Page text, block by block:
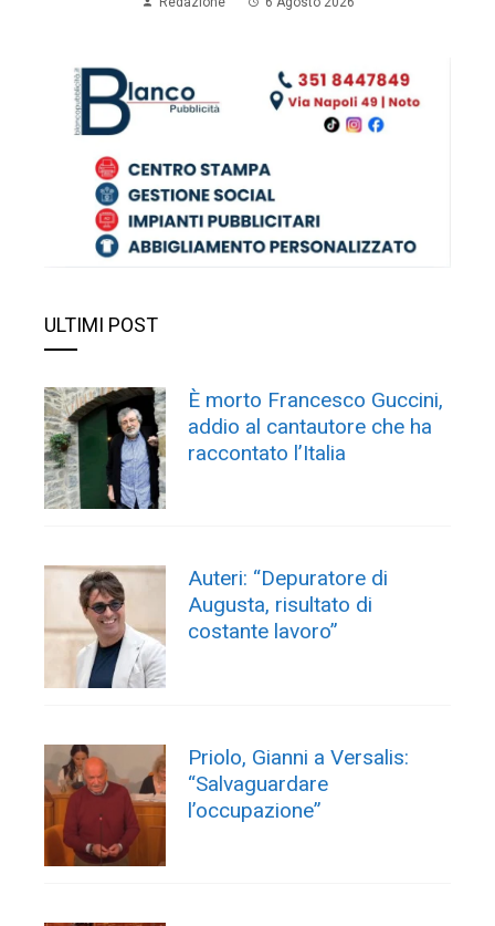
ULTIMI POST
È morto Francesco Guccini,
addio al cantautore che ha
raccontato l’Italia
Auteri: “Depuratore di
Augusta, risultato di
costante lavoro”
Priolo, Gianni a Versalis:
“Salvaguardare
l’occupazione”